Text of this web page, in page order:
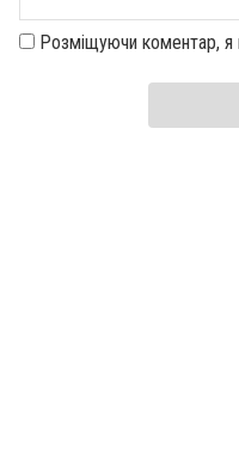
Розміщуючи коментар,